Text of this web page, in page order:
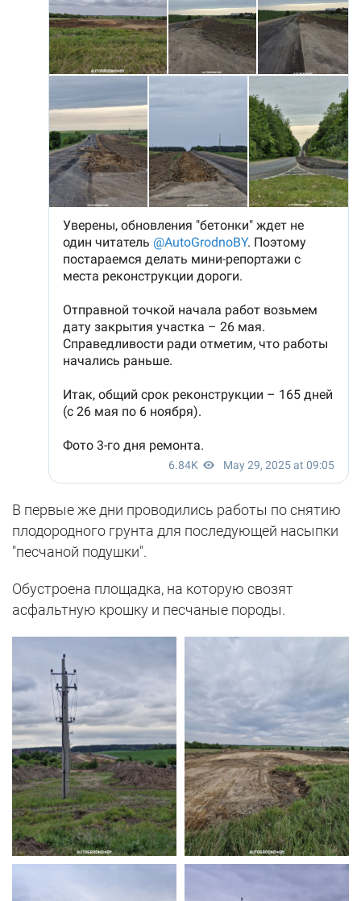
В первые же дни проводились работы по снятию
плодородного грунта для последующей насыпки
"песчаной подушки".
Обустроена площадка, на которую свозят
асфальтную крошку и песчаные породы.